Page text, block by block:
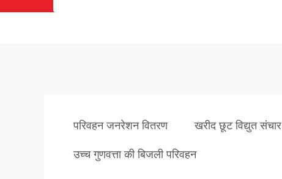
परिवहन जनरेशन वितरण खरीद छूट विद्युत संचार
उच्च गुणवत्ता की बिजली परिवहन